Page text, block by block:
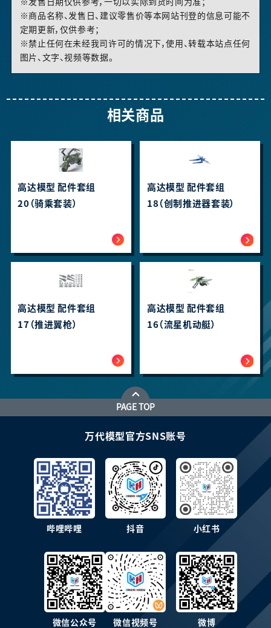
※发售日期仅供参考，一切以实际到货时间为准；
※商品名称、发售日、建议零售价等本网站刊登的信息可能不
定期更新，仅供参考；
※禁止任何在未经我司许可的情况下，使用、转载本站点任何
图片、文字、视频等数据。
相关商品
高达模型 配件套组
20（骑乘套装）
高达模型 配件套组
18（创制推进器套装）
高达模型 配件套组
17（推进翼枪）
高达模型 配件套组
16（流星机动艇）
PAGE TOP
万代模型官方SNS账号
哔哩哔哩 抖音 小红书
微信公众号 微信视频号 微博